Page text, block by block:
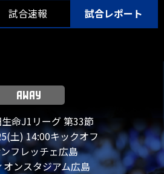
試合速報 試合レポート
AWAY
命J1リーグ 第33節
土) 14:00キックオフ
フレッチェ広島
ンスタジアム広島